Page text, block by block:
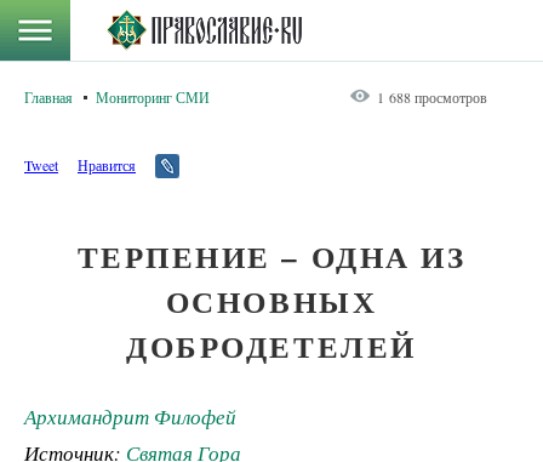
Главная Мониторинг СМИ 1 688 просмотров
Tweet Нравится
ТЕРПЕНИЕ – ОДНА ИЗ
ОСНОВНЫХ
ДОБРОДЕТЕЛЕЙ
Архимандрит Филофей
Источник: Святая Гора